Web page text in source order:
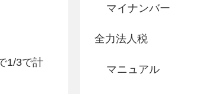
1/3で計
マイナンバー
全力法人税
マニュアル